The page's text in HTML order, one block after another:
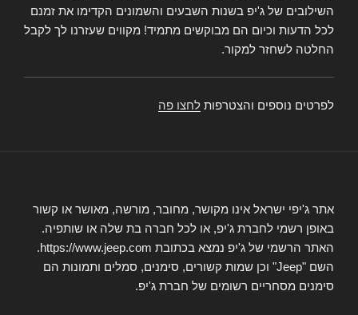
השילובים של ג'יפ בשנות השבעים והשמונים הקדימו את זמנם
לכל הדעות וכיום הם מבוקשים מתמיד! מקווים שעזרנו לך לקבל
החלטה לשחזר למקור.
לפרטים נוספים והצטרפות לחצו פה
אתר ג'יפי ישראל אינו מקושר, מחובר, מורשה, מאושר או קשור
באופן רשמי לחברת ג'יפ, או לכל חברה בת שלה או שותפיה.
האתר הרשמי של ג'יפ נמצא בכתובת https://www.jeep.com.
השם "Jeep" וכן שמות קשורים, סימנים, סמלים ותמונות הם
סימנים מסחריים רשומים של חברת ג'יפ.